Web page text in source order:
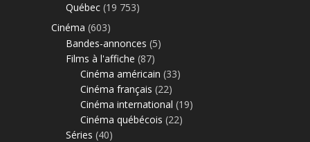
Québec (19 753)
Cinéma (603)
Bandes-annonces (5)
Films à l'affiche (87)
Cinéma américain (33)
Cinéma français (22)
Cinéma international (19)
Cinéma québécois (22)
Séries (40)